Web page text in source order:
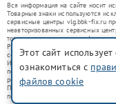
Вся информация на сайте носит
Товарные знаки используются
сервисные центры vlg.bbk-fix.ru
неавторизованных сервисных
товарных знаков или их
Ремонт осуществляется для
со статьей 1487 ГК РФ.
Использование товарных знаков
потребителей в заблуждение, а
ремонту техники указанных
Представленная на сайте
положениями Статьи 437(2)
Этот сайт
ознакомиться с
файлов cookie